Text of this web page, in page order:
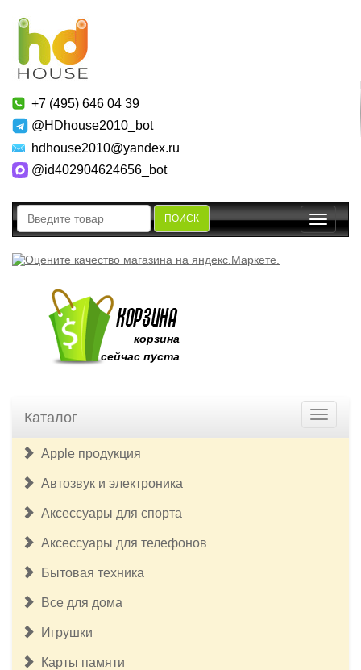
+7 (495) 646 04 39
@HDhouse2010_bot
hdhouse2010@yandex.ru
@id402904624656_bot
ПОИСК
Toggle
корзина
сейчас пуста
Каталог
Apple продукция
Автозвук и электроника
Аксессуары для спорта
Аксессуары для телефонов
Бытовая техника
Все для дома
Игрушки
Карты памяти